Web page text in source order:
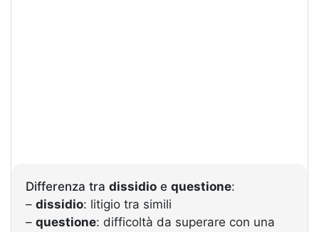
Differenza tra dissidio e questione:
– dissidio: litigio tra simili
– questione: difficoltà da superare con una